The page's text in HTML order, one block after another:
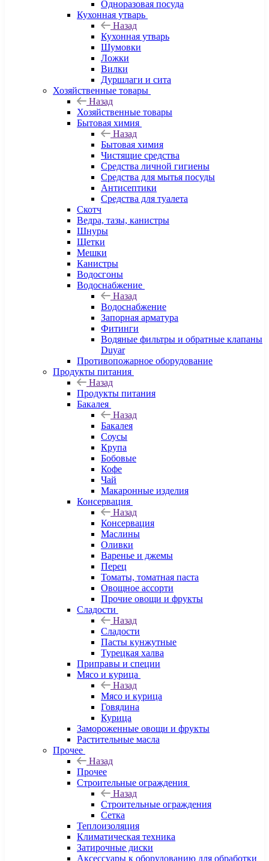
Одноразовая посуда
Кухонная утварь
Назад
Кухонная утварь
Шумовки
Ложки
Вилки
Дуршлаги и сита
Хозяйственные товары
Назад
Хозяйственные товары
Бытовая химия
Назад
Бытовая химия
Чистящие средства
Средства личной гигиены
Средства для мытья посуды
Антисептики
Средства для туалета
Скотч
Ведра, тазы, канистры
Шнуры
Щетки
Мешки
Канистры
Водосгоны
Водоснабжение
Назад
Водоснабжение
Запорная арматура
Фитинги
Водяные фильтры и обратные клапаны
Duyar
Противопожарное оборудование
Продукты питания
Назад
Продукты питания
Бакалея
Назад
Бакалея
Соусы
Крупа
Бобовые
Кофе
Чай
Макаронные изделия
Консервация
Назад
Консервация
Маслины
Оливки
Варенье и джемы
Перец
Томаты, томатная паста
Овощное ассорти
Прочие овощи и фрукты
Сладости
Назад
Сладости
Пасты кунжутные
Турецкая халва
Приправы и специи
Мясо и курица
Назад
Мясо и курица
Говядина
Курица
Замороженные овощи и фрукты
Растительные масла
Прочее
Назад
Прочее
Строительные ограждения
Назад
Строительные ограждения
Сетка
Теплоизоляция
Климатическая техника
Затирочные диски
Аксессуары к оборудованию для обработки